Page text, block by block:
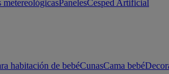
metereológicasPanelesCesped Artificial
habitación de bebéCunasCama bebé